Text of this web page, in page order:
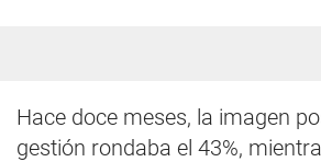
Hace doce meses, la imagen
gestión rondaba el 43%,